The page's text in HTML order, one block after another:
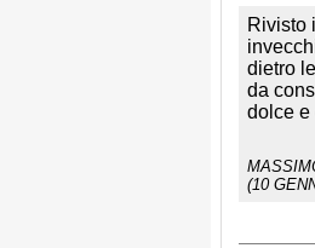
Rivisto
dietro
da
dolce e
(10